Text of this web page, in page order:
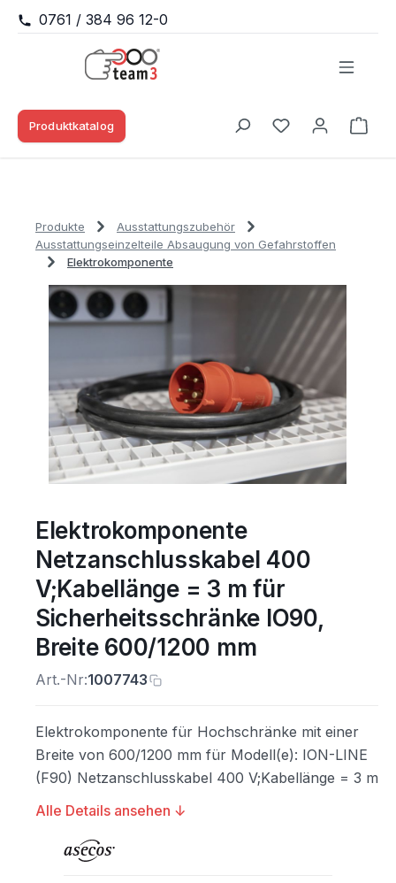
Zum Hauptinhalt springen
0761 / 384 96 12-0
Produktkatalog
Du hast 0
Produkte
Ausstattungszubehör
Ausstattungseinzelteile Absaugung von Gefahrstoffen
Elektrokomponente
Bildergalerie überspringen
Elektrokomponente
Netzanschlusskabel 400
V;Kabellänge = 3 m für
Sicherheitsschränke IO90,
Breite 600/1200 mm
Art.-Nr:1007743
Elektrokomponente für Hochschränke mit einer
Breite von 600/1200 mm für Modell(e): ION-LINE
(F90) Netzanschlusskabel 400 V;Kabellänge = 3 m
Alle Details ansehen ↓